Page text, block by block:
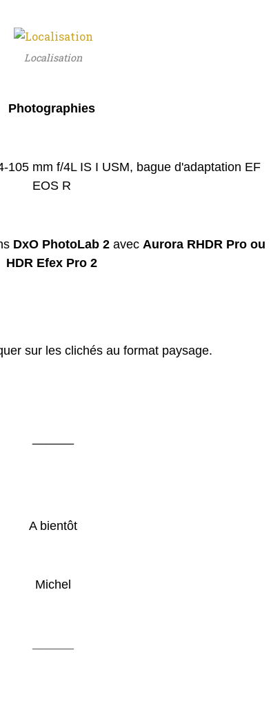
Localisation
Photographies
105 mm f/4L IS I USM, bague d'adaptation EF
EOS R
DxO PhotoLab 2 avec Aurora RHDR Pro ou
HDR Efex Pro 2
sur les clichés au format paysage.
A bientôt
Michel